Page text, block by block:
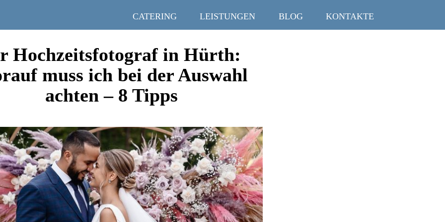
CATERING LEISTUNGEN BLOG KONTAKTE
Hochzeitsfotograf in Hürth:
muss ich bei der Auswahl
achten – 8 Tipps